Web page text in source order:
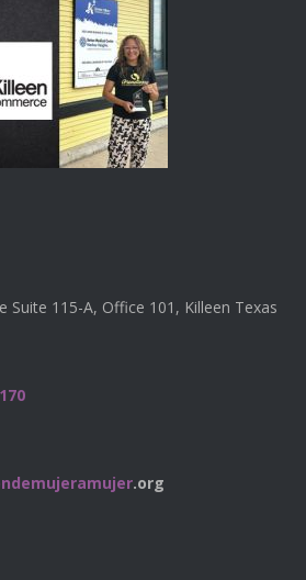
Suite 115-A, Office 101, Killeen Texas
.org